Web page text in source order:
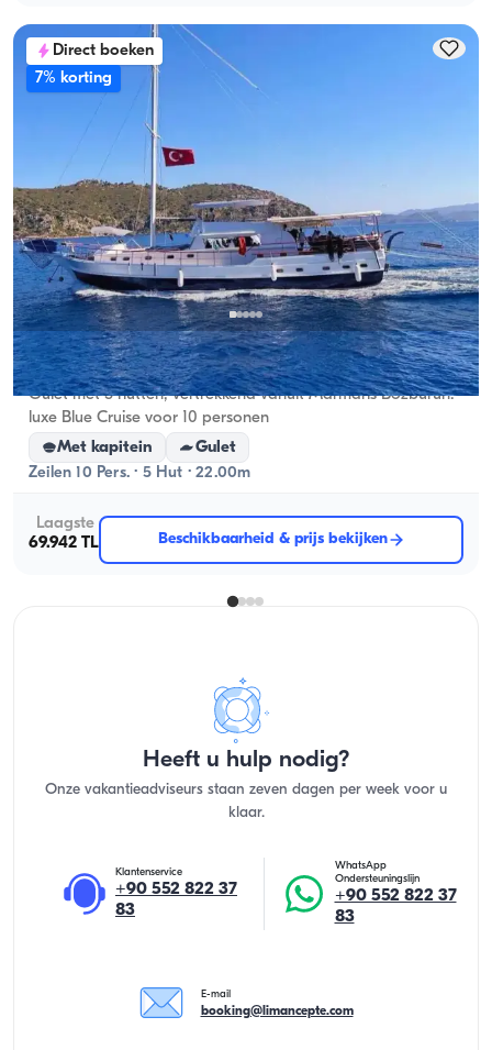
Direct boeken
7% korting
Marmaris, Muğla Nieuwe boot
Gulet met 5 hutten, vertrekkend vanuit Marmaris Bozburun:
luxe Blue Cruise voor 10 personen
Met kapitein
Gulet
Zeilen 10 Pers. · 5 Hut · 22.00m
Laagste
69.942 TL
Beschikbaarheid & prijs bekijken
Heeft u hulp nodig?
Onze vakantieadviseurs staan zeven dagen per week voor u
klaar.
Klantenservice
+90 552 822 37
83
WhatsApp
Ondersteuningslijn
+90 552 822 37
83
E-mail
booking@limancepte.com